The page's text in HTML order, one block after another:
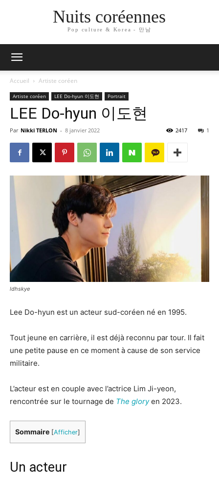
Nuits coréennes
Pop culture & Korea - 만남
Accueil Artiste coréen
Artiste coréen LEE Do-hyun 이도현 Portrait
LEE Do-hyun 이도현
Par Nikki TERLON - 8 janvier 2022 1
2417
ldhskye
Lee Do-hyun est un acteur sud-coréen né en 1995.
Tout jeune en carrière, il est déjà reconnu par tour. Il fait
une petite pause en ce moment à cause de son service
militaire.
L’acteur est en couple avec l’actrice Lim Ji-yeon,
rencontrée sur le tournage de The gloryen 2023.
Sommaire [Afficher]
Un acteur